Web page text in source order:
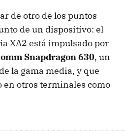
de otro de los puntos
de un dispositivo: el
XA2 está impulsado por
Snapdragon 630, un
la gama media, y que
en otros terminales como